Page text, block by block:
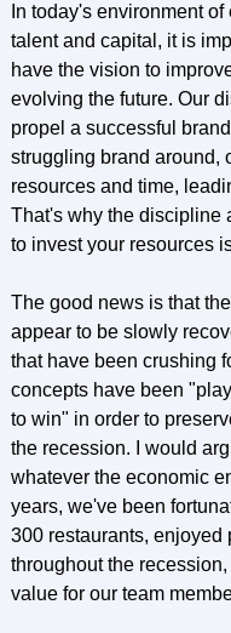
In today's environment
talent and capital, it is
have the vision to
evolving the future. Our
propel a successful
struggling brand around,
resources and time,
That's why the discipline
to invest your resources
The good news is that
appear to be slowly
that have been crushing
concepts have been
to win" in order to
the recession. I would
whatever the economic
years, we've been
300 restaurants, enjoyed
throughout the
value for our team